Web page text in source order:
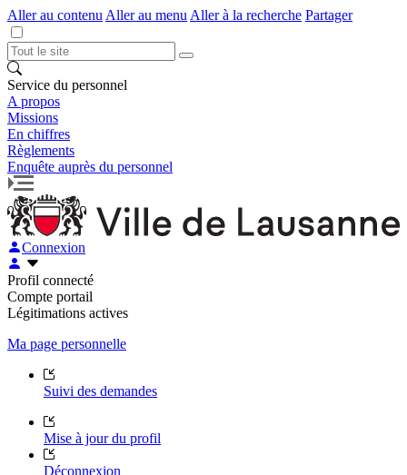
Aller au contenu Aller au menu Aller à la recherche Partager
Service du personnel
A propos
Missions
En chiffres
Règlements
Enquête auprès du personnel
Connexion
Profil connecté
Compte portail
Légitimations actives
Ma page personnelle
Suivi des demandes
Mise à jour du profil
Déconnexion